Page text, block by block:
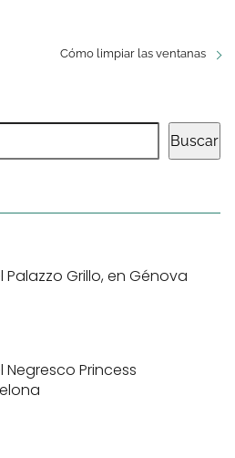
Cómo limpiar las ventanas
Buscar
Palazzo Grillo, en Génova
Negresco Princess